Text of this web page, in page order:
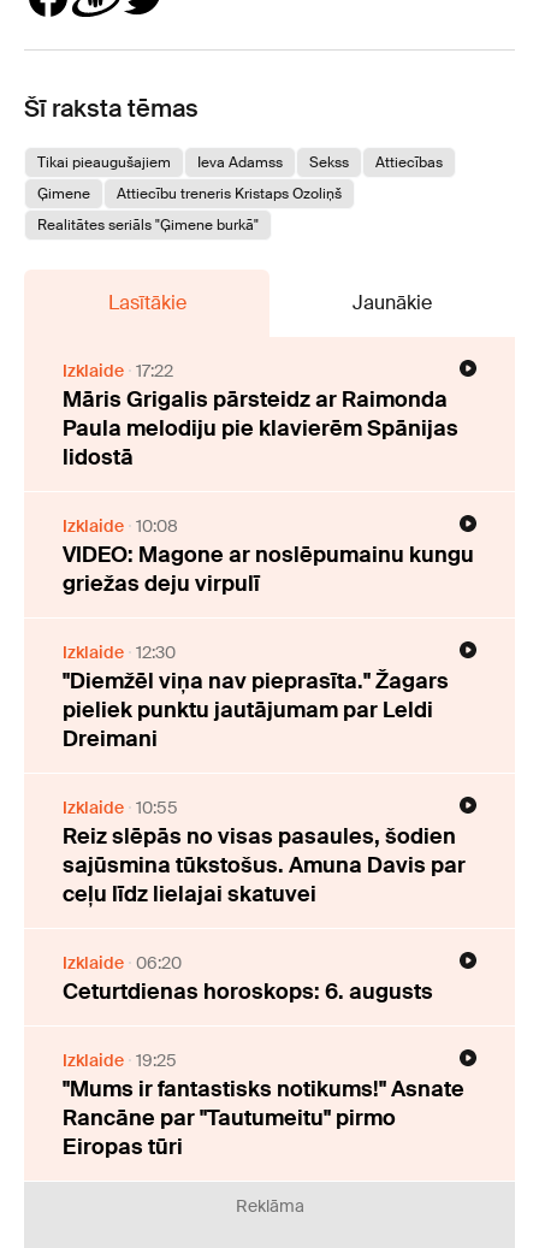
Šī raksta tēmas
Tikai pieaugušajiem Ieva Adamss Sekss
Attiecības
Ģimene
Attiecību treneris Kristaps Ozoliņš
Realitātes seriāls "Ģimene burkā"
Lasītākie Jaunākie
Izklaide 17:22
Māris Grigalis pārsteidz ar Raimonda
Paula melodiju pie klavierēm Spānijas
lidostā
Izklaide 10:08
VIDEO: Magone ar noslēpumainu kungu
griežas deju virpulī
Izklaide 12:30
"Diemžēl viņa nav pieprasīta." Žagars
pieliek punktu jautājumam par Leldi
Dreimani
Izklaide 10:55
Reiz slēpās no visas pasaules, šodien
sajūsmina tūkstošus. Amuna Davis par
ceļu līdz lielajai skatuvei
Izklaide 06:20
Ceturtdienas horoskops: 6. augusts
Izklaide 19:25
"Mums ir fantastisks notikums!" Asnate
Rancāne par "Tautumeitu" pirmo
Eiropas tūri
Reklāma